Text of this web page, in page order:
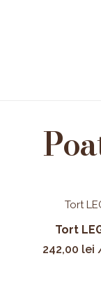
Tort
242,00 lei